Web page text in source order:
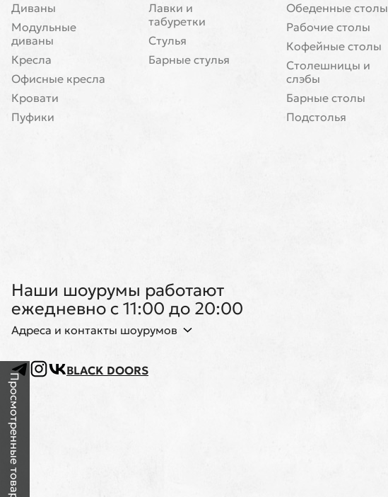
Диваны
Модульные
диваны
Кресла
Офисные кресла
Кровати
Пуфики
Лавки и
табуретки
Стулья
Барные стулья
Обеденные столы
Рабочие столы
Кофейные столы
Cтолешницы и
слэбы
Барные столы
Подстолья
Наши шоурумы работают
ежедневно с 11:00 до 20:00
Адреса и контакты шоурумов
BLACK DOORS
Просмотренные товары